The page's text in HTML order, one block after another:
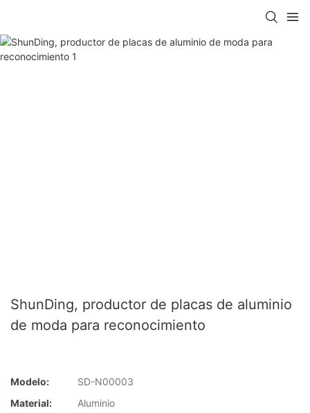
ShunDing, productor de placas de aluminio
de moda para reconocimiento
Modelo:
SD-N00003
Material:
Aluminio